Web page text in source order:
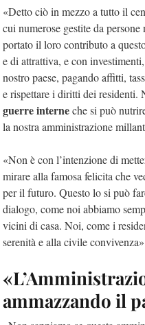
«Detto ciò in mezzo a tutto il
cui numerose gestite da
portato il loro contributo a
e di attrattiva, e con
nostro paese, pagando affitti,
e rispettare i diritti dei residenti.
guerre interneche si può
la nostra amministrazione
«Non è con l’intenzione di
mirare alla famosa felicita che
per il futuro. Questo lo si può
dialogo, come noi abbiamo
vicini di casa. Noi, come i
serenità e alla civile
ammazzando il